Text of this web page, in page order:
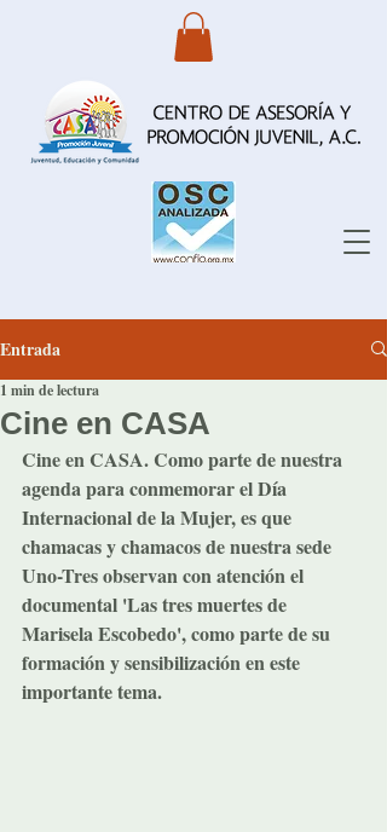
Entrada
Cine en CASA
1 min de lectura
Cine en CASA. Como parte de nuestra
agenda para conmemorar el Día
Internacional de la Mujer, es que
chamacas y chamacos de nuestra sede
Uno-Tres observan con atención el
documental 'Las tres muertes de
Marisela Escobedo', como parte de su
formación y sensibilización en este
importante tema.